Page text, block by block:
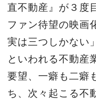
直不動産』が３度
ファン待望の映画
実は三つしかない
といわれる不動産
要望、一癖も二癖
ち、次々起こる不